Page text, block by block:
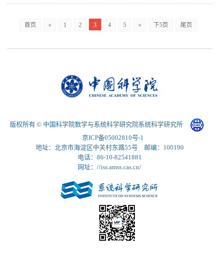
首页 « 1 2 3 4 5 » 下5页 尾页
版权所有 © 中国科学院数学与系统科学研究院系统科学研究所
京ICP备05002810号-1
地址：北京市海淀区中关村东路55号 邮编：100190
电话：86-10-82541881
网址：//iss.amss.cas.cn/